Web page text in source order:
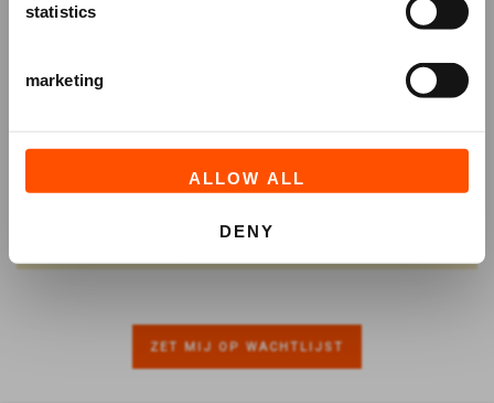
statistics
marketing
ALLOW ALL
DENY
ZET MIJ OP WACHTLIJST